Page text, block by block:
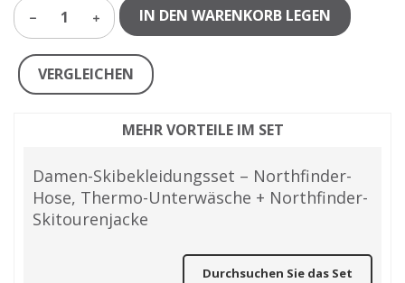
1 IN DEN WARENKORB LEGEN
VERGLEICHEN
MEHR VORTEILE IM SET
Damen-Skibekleidungsset – Northfinder-
Hose, Thermo-Unterwäsche + Northfinder-
Skitourenjacke
Durchsuchen Sie das Set